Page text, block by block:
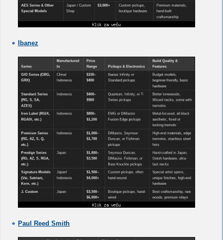
Ibanez
Paul Reed Smith